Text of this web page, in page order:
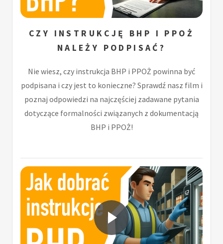
CZY INSTRUKCJĘ BHP I PPOŻ
NALEŻY PODPISAĆ?
Nie wiesz, czy instrukcja BHP i PPOŻ powinna być
podpisana i czy jest to konieczne? Sprawdź nasz film i
poznaj odpowiedzi na najczęściej zadawane pytania
dotyczące formalności związanych z dokumentacją
BHP i PPOŻ!